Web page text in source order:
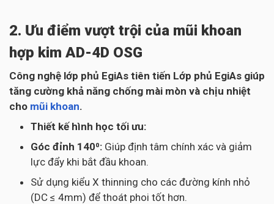
2. Ưu điểm vượt trội của mũi khoan
hợp kim AD-4D OSG
Công nghệ lớp phủ EgiAs tiên tiến Lớp phủ EgiAs giúp
tăng cường khả năng chống mài mòn và chịu nhiệt
cho mũi khoan.
Thiết kế hình học tối ưu:
Góc đỉnh 140⁰: Giúp định tâm chính xác và giảm
lực đẩy khi bắt đầu khoan.
Sử dụng kiểu X thinning cho các đường kính nhỏ
(DC ≤ 4mm) để thoát phoi tốt hơn.